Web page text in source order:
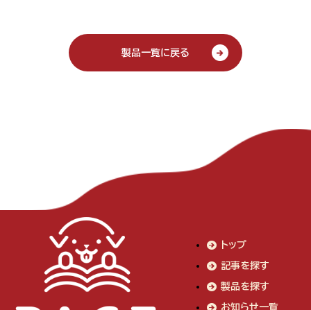
製品一覧に戻る
トップ
記事を探す
製品を探す
お知らせ一覧